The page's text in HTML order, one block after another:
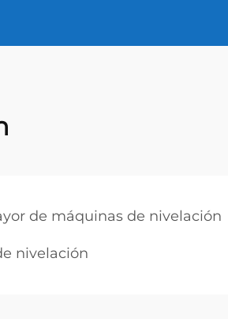
de máquinas de nivelación
nivelación